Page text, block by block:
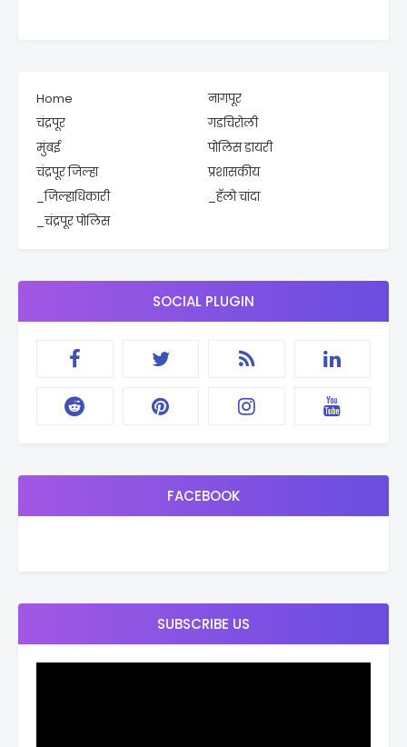
Home
नागपूर
चंद्रपूर
गडचिरोली
मुंबई
पोलिस डायरी
चंद्रपूर जिल्हा
प्रशासकीय
_जिल्हाधिकारी
_हॅलो चांदा
_चंद्रपूर पोलिस
SOCIAL PLUGIN
FACEBOOK
SUBSCRIBE US